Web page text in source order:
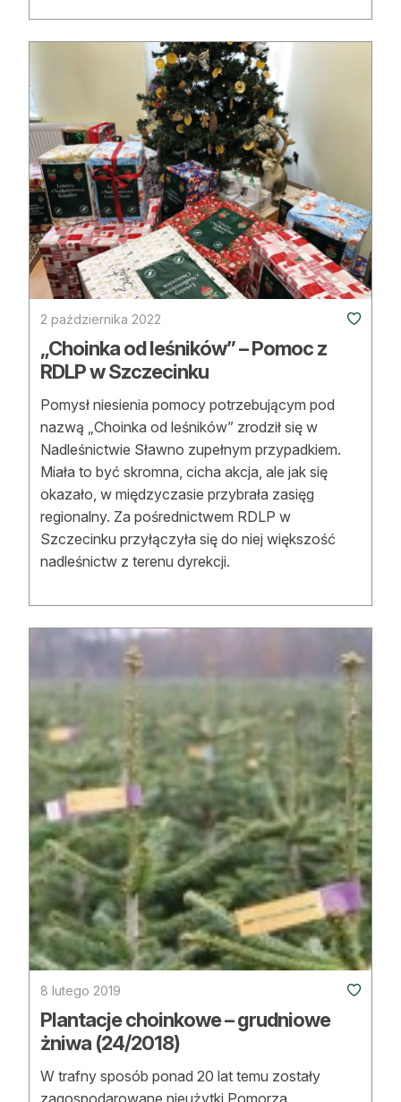
2 października 2022
„Choinka od leśników” – Pomoc z
RDLP w Szczecinku
Pomysł niesienia pomocy potrzebującym pod
nazwą „Choinka od leśników” zrodził się w
Nadleśnictwie Sławno zupełnym przypadkiem.
Miała to być skromna, cicha akcja, ale jak się
okazało, w międzyczasie przybrała zasięg
regionalny. Za pośrednictwem RDLP w
Szczecinku przyłączyła się do niej większość
nadleśnictw z terenu dyrekcji.
8 lutego 2019
Plantacje choinkowe – grudniowe
żniwa (24/2018)
W trafny sposób ponad 20 lat temu zostały
zagospodarowane nieużytki Pomorza